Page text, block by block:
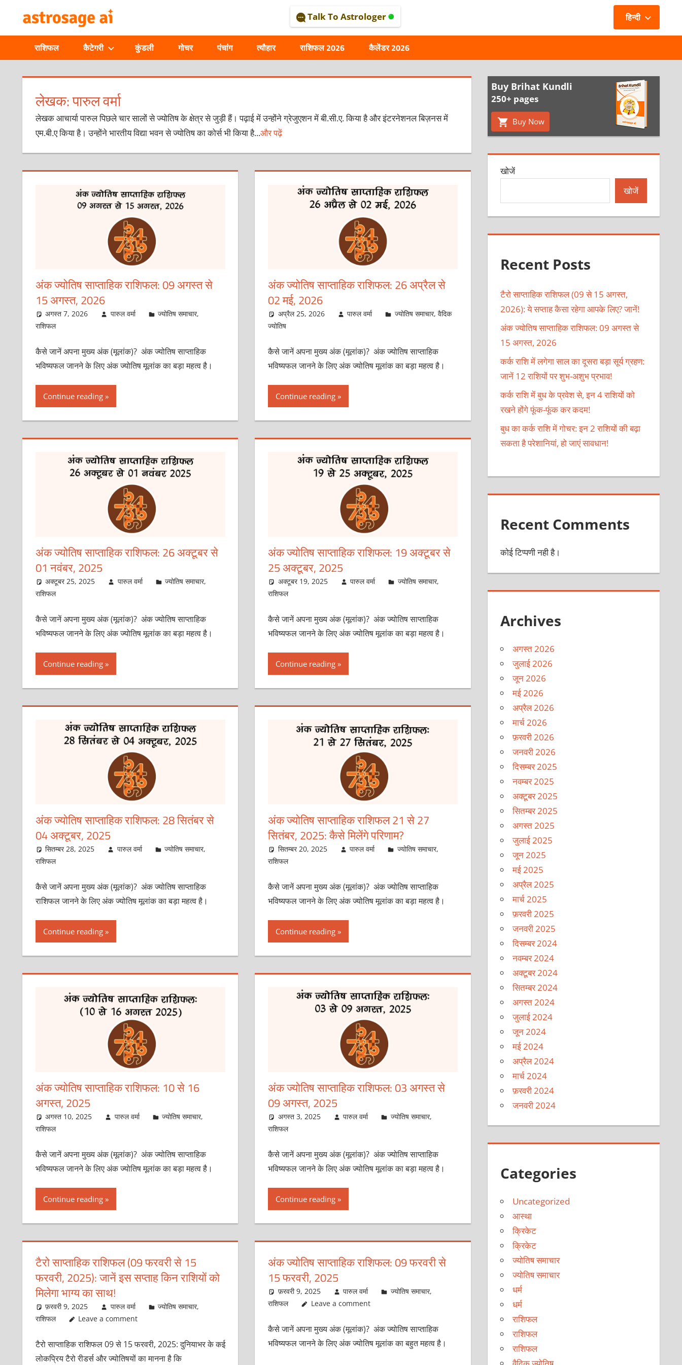
content
ASTROLOGICAL
JOURNAL
ASTROSAGE
MAGAZINE
Talk To Astrologer
राशिफल कैटेगरी कुंडली गोचर पंचांग त्यौहार
हिन्दी
राशिफल 2026 कैलेंडर 2026
लेखक:पारुल वर्मा
लेखक आचार्या पारुल पिछले चार सालों से ज्योतिष के क्षेत्र से जुड़ी हैं। पढ़ाई में उन्होंने ग्रेजुएशन में बी.सी.ए. किया है और इंटरनेशनल बिज़नस में
एम.बी.ए किया है। उन्होंने भारतीय विद्या भवन से ज्योतिष का कोर्स भी किया है...और पढ़ें
अंक ज्योतिष साप्ताहिक राशिफल: 09 अगस्त से
15 अगस्त, 2026
अगस्त 7, 2026 पारुल वर्मा ज्योतिष समाचार,
राशिफल
कैसे जानें अपना मुख्य अंक (मूलांक)? अंक ज्योतिष साप्ताहिक
भविष्यफल जानने के लिए अंक ज्योतिष मूलांक का बड़ा महत्व है।
Continue reading
अंक ज्योतिष साप्ताहिक राशिफल: 26 अप्रैल से
02 मई, 2026
अप्रैल 25, 2026 पारुल वर्मा ज्योतिष समाचार, वैदिक
ज्योतिष
कैसे जानें अपना मुख्य अंक (मूलांक)? अंक ज्योतिष साप्ताहिक
भविष्यफल जानने के लिए अंक ज्योतिष मूलांक का बड़ा महत्व है।
Continue reading
अंक ज्योतिष साप्ताहिक राशिफल: 26 अक्टूबर से
01 नवंबर, 2025
अक्टूबर 25, 2025 पारुल वर्मा ज्योतिष समाचार,
राशिफल
कैसे जानें अपना मुख्य अंक (मूलांक)? अंक ज्योतिष साप्ताहिक
भविष्यफल जानने के लिए अंक ज्योतिष मूलांक का बड़ा महत्व है।
Continue reading
अंक ज्योतिष साप्ताहिक राशिफल: 19 अक्‍टूबर से
25 अक्‍टूबर, 2025
अक्टूबर 19, 2025 पारुल वर्मा ज्योतिष समाचार,
राशिफल
कैसे जानें अपना मुख्य अंक (मूलांक)? अंक ज्योतिष साप्ताहिक
भविष्यफल जानने के लिए अंक ज्योतिष मूलांक का बड़ा महत्व है।
Continue reading
अंक ज्योतिष साप्ताहिक राशिफल: 28 सितंबर से
04 अक्टूबर, 2025
सितम्बर 28, 2025 पारुल वर्मा ज्योतिष समाचार,
राशिफल
कैसे जानें अपना मुख्य अंक (मूलांक)? अंक ज्योतिष साप्ताहिक
राशिफल जानने के लिए अंक ज्योतिष मूलांक का बड़ा महत्व है।
Continue reading
अंक ज्योतिष साप्ताहिक राशिफल 21 से 27
सितंबर, 2025: कैसे मिलेंगे परिणाम?
सितम्बर 20, 2025 पारुल वर्मा ज्योतिष समाचार,
राशिफल
कैसे जानें अपना मुख्य अंक (मूलांक)? अंक ज्योतिष साप्ताहिक
भविष्यफल जानने के लिए अंक ज्योतिष मूलांक का बड़ा महत्व है।
Continue reading
अंक ज्योतिष साप्ताहिक राशिफल: 10 से 16
अगस्त, 2025
अगस्त 10, 2025 पारुल वर्मा ज्योतिष समाचार,
राशिफल
कैसे जानें अपना मुख्य अंक (मूलांक)? अंक ज्योतिष साप्ताहिक
भविष्यफल जानने के लिए अंक ज्योतिष मूलांक का बड़ा महत्व है।
Continue reading
अंक ज्योतिष साप्ताहिक राशिफल: 03 अगस्‍त से
09 अगस्‍त, 2025
अगस्त 3, 2025 पारुल वर्मा ज्योतिष समाचार,
राशिफल
कैसे जानें अपना मुख्य अंक (मूलांक)? अंक ज्योतिष साप्ताहिक
भविष्यफल जानने के लिए अंक ज्योतिष मूलांक का बड़ा महत्व है।
Continue reading
टैरो साप्ताहिक राशिफल (09 फरवरी से 15
फरवरी, 2025): जानें इस सप्ताह किन राशियों को
मिलेगा भाग्‍य का साथ!
फ़रवरी 9, 2025 पारुल वर्मा ज्योतिष समाचार,
राशिफल
Leave a comment
टैरो साप्ताहिक राशिफल 09 से 15 फरवरी, 2025: दुनियाभर के कई
लोकप्रिय टैरो रीडर्स और ज्‍योतिषयों का मानना है कि
अंक ज्योतिष साप्ताहिक राशिफल: 09 फरवरी से
15 फरवरी, 2025
फ़रवरी 9, 2025 पारुल वर्मा ज्योतिष समाचार,
राशिफल
Leave a comment
कैसे जानें अपना मुख्य अंक (मूलांक)? अंक ज्योतिष साप्ताहिक
भविष्यफल जानने के लिए अंक ज्योतिष मूलांक का बहुत महत्व है।
Buy Brihat Kundli
250+ pages
Buy Now
खोजें
खोजें
Recent Posts
टैरो साप्ताहिक राशिफल (09 से 15 अगस्त,
2026): ये सप्ताह कैसा रहेगा आपके लिए? जानें!
अंक ज्योतिष साप्ताहिक राशिफल: 09 अगस्त से
15 अगस्त, 2026
कर्क राशि में लगेगा साल का दूसरा बड़ा सूर्य ग्रहण:
जानें 12 राशियों पर शुभ-अशुभ प्रभाव!
कर्क राशि में बुध के प्रवेश से, इन 4 राशियों को
रखने होंगे फूंक-फूंक कर कदम!
बुध का कर्क राशि में गोचर: इन 2 राशियों की बढ़ा
सकता है परेशानियां, हो जाएं सावधान!
Recent Comments
कोई टिप्पणी नही है।
Archives
अगस्त 2026
जुलाई 2026
जून 2026
मई 2026
अप्रैल 2026
मार्च 2026
फ़रवरी 2026
जनवरी 2026
दिसम्बर 2025
नवम्बर 2025
अक्टूबर 2025
सितम्बर 2025
अगस्त 2025
जुलाई 2025
जून 2025
मई 2025
अप्रैल 2025
मार्च 2025
फ़रवरी 2025
जनवरी 2025
दिसम्बर 2024
नवम्बर 2024
अक्टूबर 2024
सितम्बर 2024
अगस्त 2024
जुलाई 2024
जून 2024
मई 2024
अप्रैल 2024
मार्च 2024
फ़रवरी 2024
जनवरी 2024
Categories
Uncategorized
आस्था
क्रिकेट
क्रिकेट
ज्योतिष समाचार
ज्योतिष समाचार
धर्म
धर्म
राशिफल
राशिफल
राशिफल